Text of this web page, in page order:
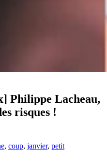
Philippe Lacheau,
risques !
, coup, janvier, petit